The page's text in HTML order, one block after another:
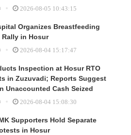
2026-08-05 10:43:15
Organizes Breastfeeding
Rally in Hosur
2026-08-04 15:17:47
Inspection at Hosur RTO
in Zuzuvadi; Reports Suggest
Unaccounted Cash Seized
2026-08-04 15:08:30
Supporters Hold Separate
in Hosur